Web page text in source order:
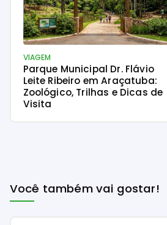
VIAGEM
Parque Municipal Dr. Flávio
Leite Ribeiro em Araçatuba:
Zoológico, Trilhas e Dicas de
Visita
Você também vai gostar!